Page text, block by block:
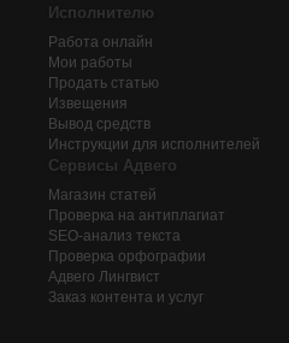
Исполнителю
Работа онлайн
Мои работы
Продать статью
Извещения
Вывод средств
Инструкции для исполнителей
Сервисы Адвего
Магазин статей
Проверка на антиплагиат
SEO-анализ текста
Проверка орфографии
Адвего Лингвист
Заказ контента и услуг